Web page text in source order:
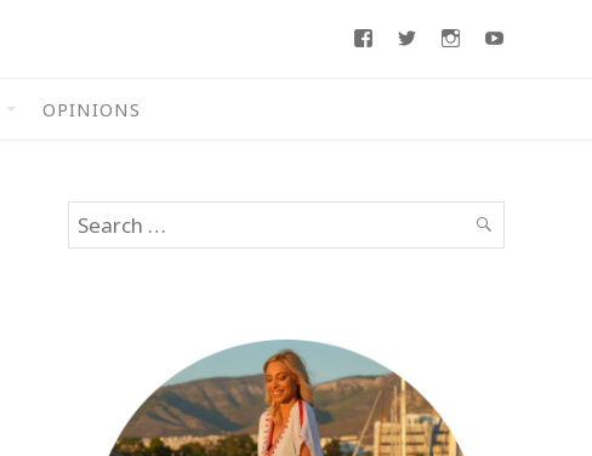
FacebookTwitterInstagram
OPINIONS
Search
for:
SEARCH